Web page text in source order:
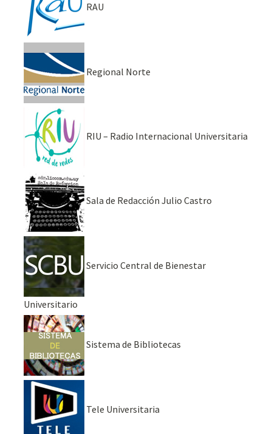
RAU
Regional Norte
RIU – Radio Internacional Universitaria
Sala de Redacción Julio Castro
Servicio Central de Bienestar
Universitario
Sistema de Bibliotecas
Tele Universitaria